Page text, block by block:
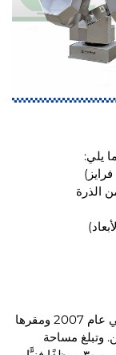
يلي:
الذرة
تأسست شركة جينان آرو ماشينري المحدودة في عام 2007 ومقرها
وتبلغ مساحة